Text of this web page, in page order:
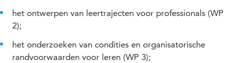
het ontwerpen van leertrajecten voor professionals (WP
2);
het onderzoeken van condities en organisatorische
randvoorwaarden voor leren (WP 3);